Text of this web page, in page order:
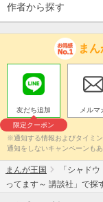
作者から探す
ま
友だち追加
限定クーポン
メルマ
※通知する情報およびタイミ
通知をしないキャンペーンも
まんが王国
「シャド
ってます～ 講談社」で探